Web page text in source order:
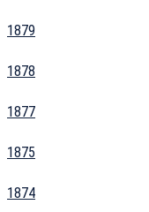
1879
1878
1877
1875
1874